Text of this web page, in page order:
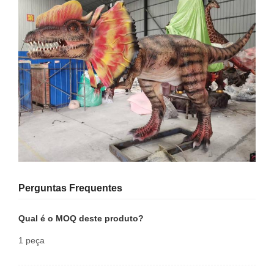
Perguntas Frequentes
Qual é o MOQ deste produto?
1 peça